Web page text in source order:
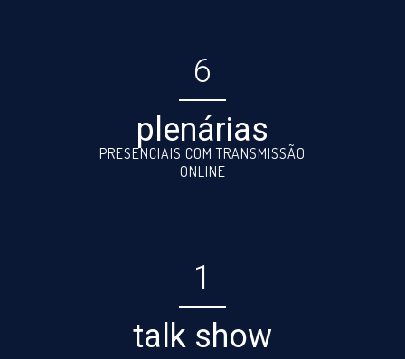
6
plenárias
PRESENCIAIS COM TRANSMISSÃO
ONLINE
1
talk show